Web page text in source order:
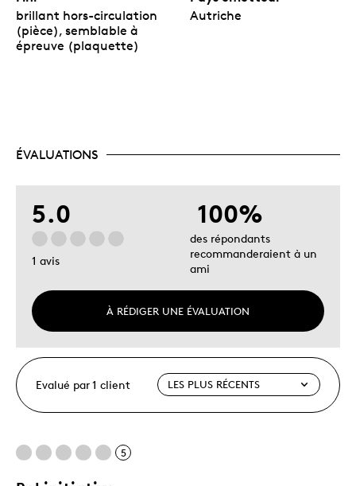
brillant hors-circulation
(pièce), semblable à
épreuve (plaquette)
Autriche
ÉVALUATIONS
5.0
1 avis
À RÉDIGER UNE ÉVALUATION
100%
des répondants
recommanderaient à un
ami
Evalué par 1 client
5